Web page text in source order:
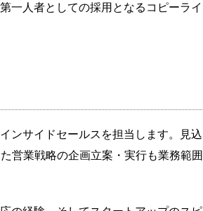
一人者としての採用となるコピーライ
ンサイドセールスを担当します。見込
営業戦略の企画立案・実行も業務範囲